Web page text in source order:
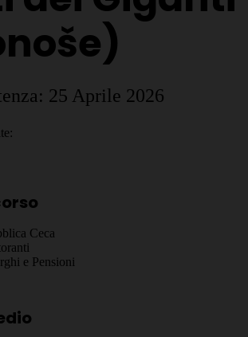
25 Aprile 2026
Ceca
e Pensioni